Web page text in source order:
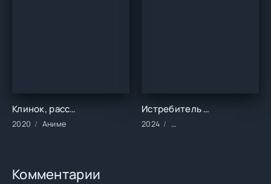
Клинок, рассекающий демонов (2020)
2020 Аниме
Истребитель (2024)
2024 Фильмы/2024 год/
Комментарии